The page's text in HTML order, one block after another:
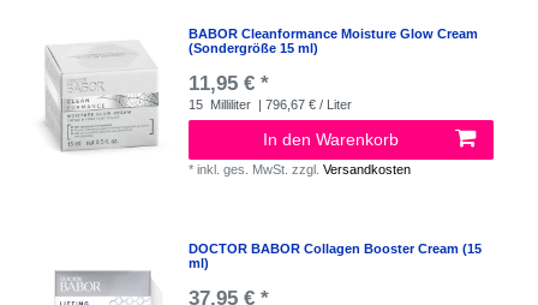
BABOR Cleanformance Moisture Glow Cream
(Sondergröße 15 ml)
11,95 € *
15 Milliliter | 796,67 € / Liter
In den Warenkorb
*inkl. ges. MwSt. zzgl.Versandkosten
DOCTOR BABOR Collagen Booster Cream (15
ml)
37,95 € *